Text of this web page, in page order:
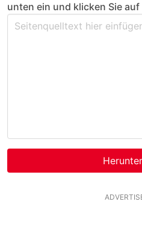
unten ein und klicken Sie